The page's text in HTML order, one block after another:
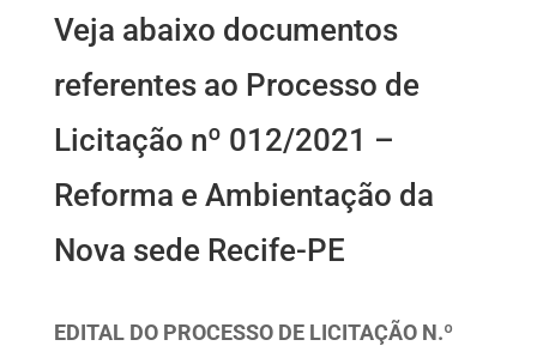
Veja abaixo documentos
referentes ao Processo de
Licitação nº 012/2021 –
Reforma e Ambientação da
Nova sede Recife-PE
EDITAL DO PROCESSO DE LICITAÇÃO N.º